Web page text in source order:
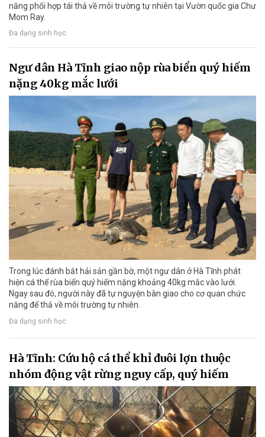
năng phối hợp tái thả về môi trường tự nhiên tại Vườn quốc gia Chư
Mom Ray.
Đa dạng sinh học
Ngư dân Hà Tĩnh giao nộp rùa biển quý hiếm
nặng 40kg mắc lưới
Trong lúc đánh bắt hải sản gần bờ, một ngư dân ở Hà Tĩnh phát
hiện cá thể rùa biển quý hiếm nặng khoảng 40kg mắc vào lưới.
Ngay sau đó, người này đã tự nguyện bàn giao cho cơ quan chức
năng để thả về môi trường tự nhiên.
Đa dạng sinh học
Hà Tĩnh: Cứu hộ cá thể khỉ đuôi lợn thuộc
nhóm động vật rừng nguy cấp, quý hiếm